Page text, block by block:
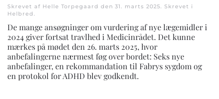
Skrevet af Helle Torpegaard den 31. marts 2025. Skrevet i
Helbred.
De mange ansøgninger om vurdering af nye lægemidler i
2024 giver fortsat travlhed i Medicinrådet. Det kunne
mærkes på mødet den 26. marts 2025, hvor
anbefalingerne nærmest føg over bordet: Seks nye
anbefalinger, en rekommandation til Fabrys sygdom og
en protokol for ADHD blev godkendt.